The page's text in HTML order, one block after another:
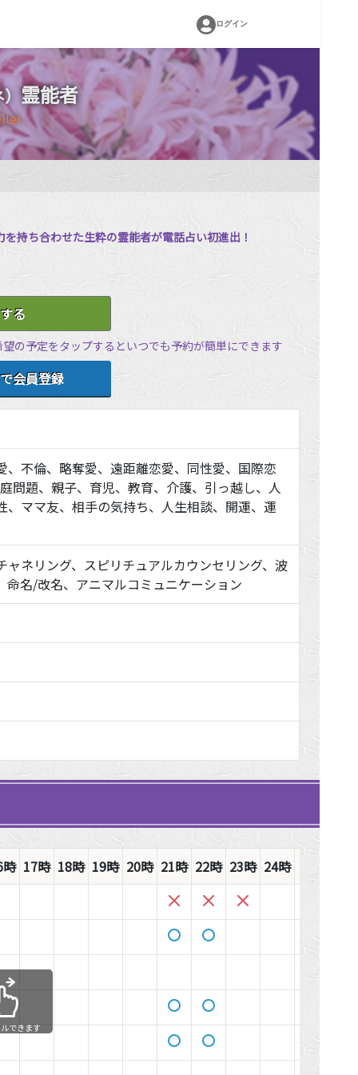
ログイン
）霊能者
持ち合わせた生粋の霊能者が電話占い初進出！
る
の予定をタップするといつでも予約が簡単にできます
会員登録
不倫、略奪愛、遠距離恋愛、同性愛、国際恋
問題、親子、育児、教育、介護、引っ越し、人
ママ友、相手の気持ち、人生相談、開運、運
ネリング、スピリチュアルカウンセリング、波
名/改名、アニマルコミュニケーション
17時 18時 19時 20時 21時 22時 23時 24時
できます